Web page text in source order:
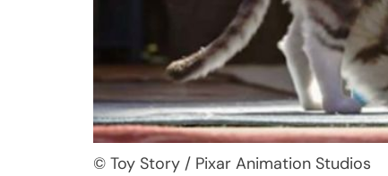
© Toy Story / Pixar Animation Studios